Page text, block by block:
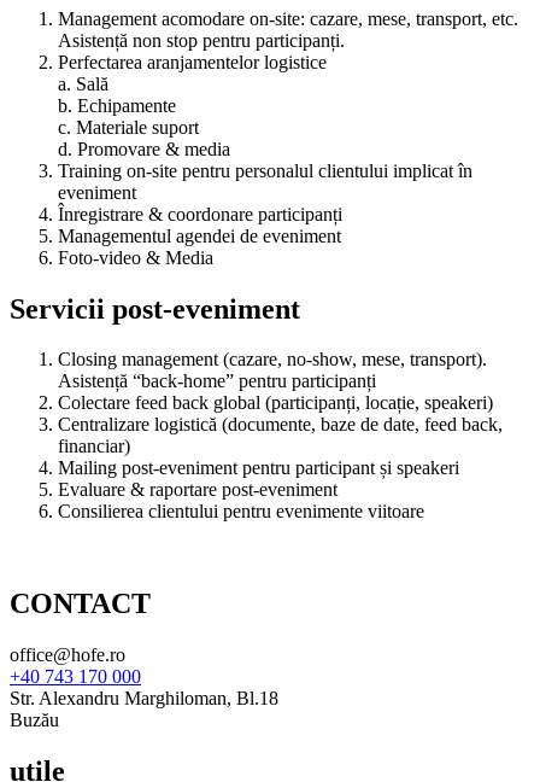
Management acomodare on-site: cazare, mese, transport, etc.
Asistență non stop pentru participanți.
Perfectarea aranjamentelor logistice
a. Sală
b. Echipamente
c. Materiale suport
d. Promovare & media
Training on-site pentru personalul clientului implicat în
eveniment
Înregistrare & coordonare participanți
Managementul agendei de eveniment
Foto-video & Media
Servicii post-eveniment
Closing management (cazare, no-show, mese, transport).
Asistență “back-home” pentru participanți
Colectare feed back global (participanți, locație, speakeri)
Centralizare logistică (documente, baze de date, feed back,
financiar)
Mailing post-eveniment pentru participant și speakeri
Evaluare & raportare post-eveniment
Consilierea clientului pentru evenimente viitoare
CONTACT
office@hofe.ro
+40 743 170 000
Str. Alexandru Marghiloman, Bl.18
Buzău
utile